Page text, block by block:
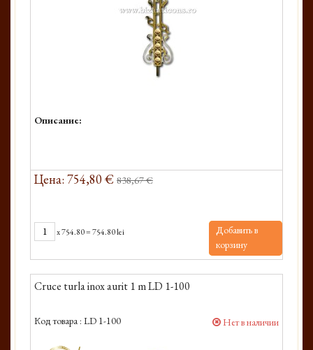
Описание:
Цена: 754,80 € 838,67 €
x754.80=754.80 lei
Добавить в
корзину
Cruce turla inox aurit 1 m LD 1-100
Код товара : LD 1-100 Нет в наличии